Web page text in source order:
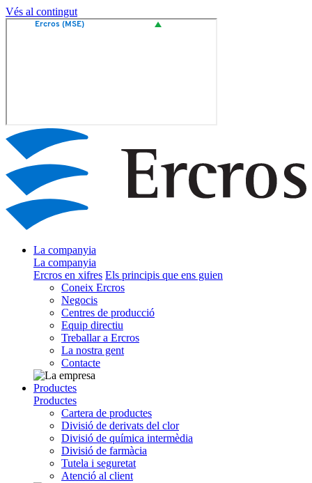
Vés al contingut
La companyia
La companyia
Ercros en xifres Els principis que ens guien
Coneix Ercros
Negocis
Centres de producció
Equip directiu
Treballar a Ercros
La nostra gent
Contacte
Productes
Productes
Cartera de productes
Divisió de derivats del clor
Divisió de química intermèdia
Divisió de farmàcia
Tutela i seguretat
Atenció al client